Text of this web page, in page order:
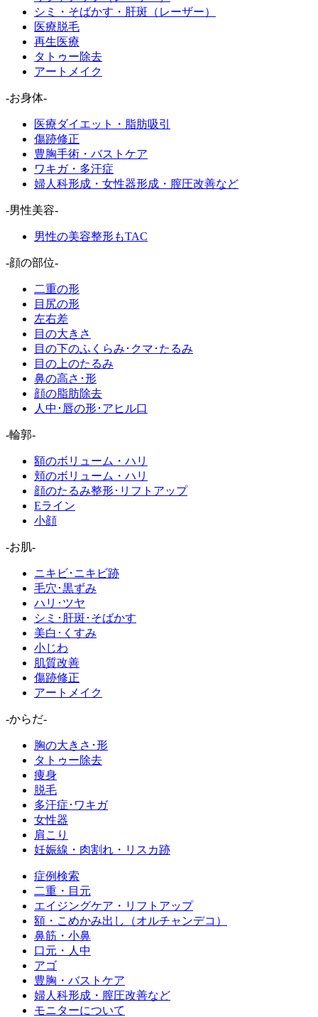
シミ・そばかす・肝斑（レーザー）
医療脱毛
再生医療
タトゥー除去
アートメイク
-お身体-
医療ダイエット・脂肪吸引
傷跡修正
豊胸手術・バストケア
ワキガ・多汗症
婦人科形成・女性器形成・膣圧改善など
-男性美容-
男性の美容整形もTAC
-顔の部位-
二重の形
目尻の形
左右差
目の大きさ
目の下のふくらみ･クマ･たるみ
目の上のたるみ
鼻の高さ･形
顔の脂肪除去
人中･唇の形･アヒル口
-輪郭-
額のボリューム・ハリ
頬のボリューム・ハリ
顔のたるみ整形･リフトアップ
Eライン
小顔
-お肌-
ニキビ･ニキビ跡
毛穴･黒ずみ
ハリ･ツヤ
シミ･肝斑･そばかす
美白･くすみ
小じわ
肌質改善
傷跡修正
アートメイク
-からだ-
胸の大きさ･形
タトゥー除去
痩身
脱毛
多汗症･ワキガ
女性器
肩こり
妊娠線・肉割れ・リスカ跡
症例検索
二重・目元
エイジングケア・リフトアップ
額・こめかみ出し（オルチャンデコ）
鼻筋・小鼻
口元・人中
アゴ
豊胸・バストケア
婦人科形成・膣圧改善など
モニターについて